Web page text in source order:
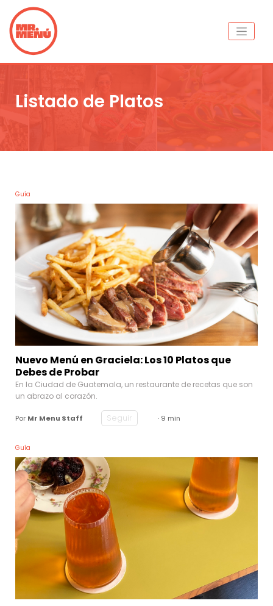
Listado de Platos
Guía
Nuevo Menú en Graciela: Los 10 Platos que
Debes de Probar
En la Ciudad de Guatemala, un restaurante de recetas que son
un abrazo al corazón.
Por Mr Menu Staff Seguir · 9 min
Guía